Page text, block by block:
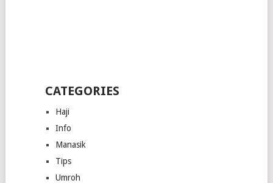
CATEGORIES
Haji
Info
Manasik
Tips
Umroh